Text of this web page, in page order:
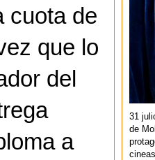
cuota de
que lo
del
a
31
de